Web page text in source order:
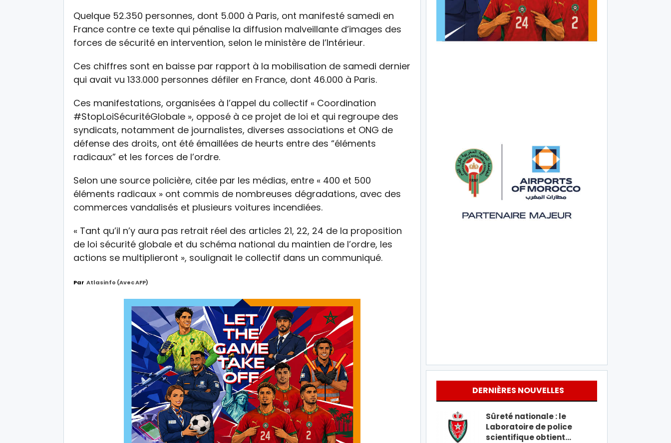
Quelque 52.350 personnes, dont 5.000 à Paris, ont manifesté samedi en
France contre ce texte qui pénalise la diffusion malveillante d’images des
forces de sécurité en intervention, selon le ministère de l’Intérieur.
Ces chiffres sont en baisse par rapport à la mobilisation de samedi dernier
qui avait vu 133.000 personnes défiler en France, dont 46.000 à Paris.
Ces manifestations, organisées à l’appel du collectif « Coordination
#StopLoiSécuritéGlobale », opposé à ce projet de loi et qui regroupe des
syndicats, notamment de journalistes, diverses associations et ONG de
défense des droits, ont été émaillées de heurts entre des “éléments
radicaux” et les forces de l’ordre.
Selon une source policière, citée par les médias, entre « 400 et 500
éléments radicaux » ont commis de nombreuses dégradations, avec des
commerces vandalisés et plusieurs voitures incendiées.
« Tant qu’il n’y aura pas retrait réel des articles 21, 22, 24 de la proposition
de loi sécurité globale et du schéma national du maintien de l’ordre, les
actions se multiplieront », soulignait le collectif dans un communiqué.
Par Atlasinfo (avec AFP)
DERNIÈRES NOUVELLES
Sûreté nationale : le
Laboratoire de police
scientifique obtient…